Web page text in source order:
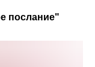
послание"